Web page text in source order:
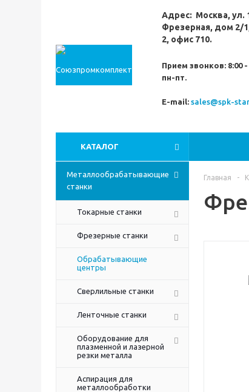
Адрес: Москва, ул.
Фрезерная, дом 2/
2, офис 710.
Прием звонков: 8:00
пн-пт.
E-mail: sales@spk-
КАТАЛОГ
Металлообрабатывающие
станки
Токарные станки
Фрезерные станки
Обрабатывающие
центры
Сверлильные станки
Ленточные станки
Оборудование для
плазменной и лазерной
резки металла
Аспирация для
металлообработки
Главная -